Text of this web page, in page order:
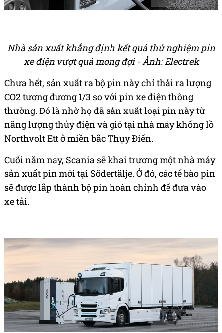
Nhà sản xuất khẳng định kết quả thử nghiệm pin
xe điện vượt quá mong đợi - Ảnh: Electrek
Chưa hết, sản xuất ra bộ pin này chỉ thải ra lượng
CO2 tương đương 1/3 so với pin xe điện thông
thường. Đó là nhờ họ đã sản xuất loại pin này từ
năng lượng thủy điện và gió tại nhà máy khổng lồ
Northvolt Ett ở miền bắc Thụy Điển.
Cuối năm nay, Scania sẽ khai trương một nhà máy
sản xuất pin mới tại Södertälje. Ở đó, các tế bào pin
sẽ được lắp thành bộ pin hoàn chỉnh để đưa vào
xe tải.